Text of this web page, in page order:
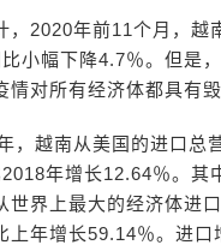
，2020年前11个月，越
小幅下降4.7％。但是
情对所有经济体都具有毁
，越南从美国的进口总
年增长12.64％。其
世界上最大的经济体进
上年增长59.14％。进口